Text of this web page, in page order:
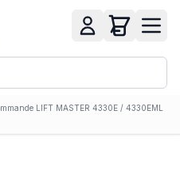
LIFT MASTER 4330E / 4330EML